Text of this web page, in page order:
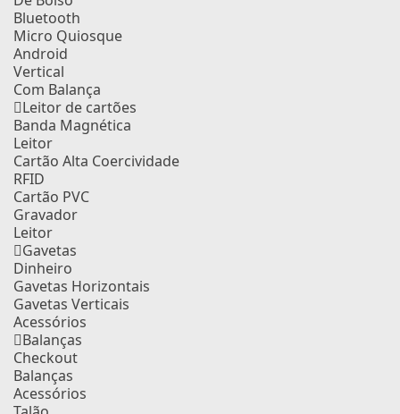
Bluetooth
Micro Quiosque
Android
Vertical
Com Balança
Leitor de cartões
Banda Magnética
Leitor
Cartão Alta Coercividade
RFID
Cartão PVC
Gravador
Leitor
Gavetas
Dinheiro
Gavetas Horizontais
Gavetas Verticais
Acessórios
Balanças
Checkout
Balanças
Acessórios